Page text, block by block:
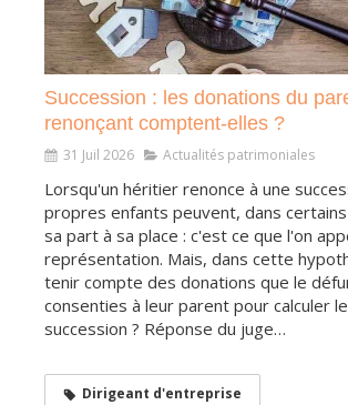
Succession : les donations du
renonçant comptent-elles ?
31 Juil 2026 Actualités patrimoniales
Lorsqu'un héritier renonce à une
propres enfants peuvent, dans
sa part à sa place : c'est ce que l'on
représentation. Mais, dans cette
tenir compte des donations que le
consenties à leur parent pour calculer
succession ? Réponse du juge…
Dirigeant d'entreprise